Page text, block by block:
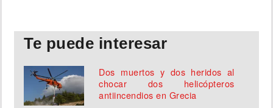
Te puede interesar
Dos muertos y dos heridos al
chocar dos helicópteros
antiincendios en Grecia